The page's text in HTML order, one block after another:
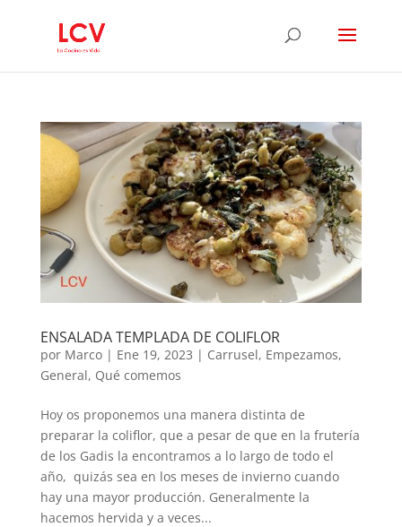
ENSALADA TEMPLADA DE COLIFLOR
por Marco| Ene 19, 2023 | Carrusel, Empezamos,
General, Qué comemos
Hoy os proponemos una manera distinta de
preparar la coliflor, que a pesar de que en la frutería
de los Gadis la encontramos a lo largo de todo el
año, quizás sea en los meses de invierno cuando
hay una mayor producción. Generalmente la
hacemos hervida y a veces...